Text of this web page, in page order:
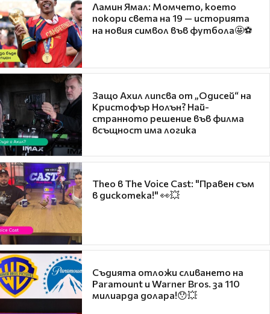
Ламин Ямал: Момчето, което
покори света на 19 — историята
на новия символ във футбола🤩⚽
Защо Ахил липсва от „Одисей“ на
Кристофър Нолън? Най-
странното решение във филма
всъщност има логика
Theo в The Voice Cast: "Правен съм
в дискотека!" 👀💥
Съдията отложи сливането на
Paramount и Warner Bros. за 110
милиарда долара!😯💥